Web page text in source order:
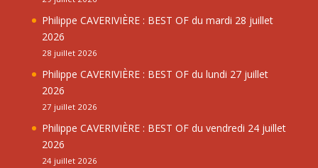
Philippe CAVERIVIÈRE : BEST OF du mardi 28 juillet
2026
28 juillet 2026
Philippe CAVERIVIÈRE : BEST OF du lundi 27 juillet
2026
27 juillet 2026
Philippe CAVERIVIÈRE : BEST OF du vendredi 24 juillet
2026
24 juillet 2026